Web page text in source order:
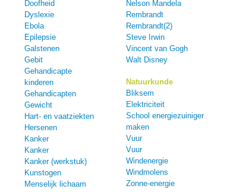
Doofheid
Dyslexie
Ebola
Epilepsie
Galstenen
Gebit
Gehandicapte
kinderen
Gehandicapten
Gewicht
Hart- en vaatziekten
Hersenen
Kanker
Kanker
Kanker (werkstuk)
Kunstogen
Menselijk lichaam
Nelson Mandela
Rembrandt
Rembrandt(2)
Steve Irwin
Vincent van Gogh
Walt Disney
Natuurkunde
Bliksem
Elektriciteit
School energiezuiniger
maken
Vuur
Vuur
Windenergie
Windmolens
Zonne-energie